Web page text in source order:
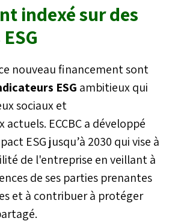
indexé sur des
nouveau financement sont
ESG ambitieux qui
sociaux et
ECCBC a développé
ESG jusqu’à 2030 qui vise à
de l'entreprise en veillant à
de ses parties prenantes
et à contribuer à protéger